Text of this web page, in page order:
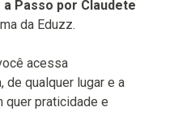
Passo por Claudete
da Eduzz.
acessa
de qualquer lugar e a
quer praticidade e